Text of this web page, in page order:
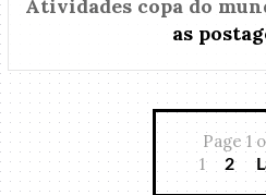
Atividades copa do
as
Page 1
1
2